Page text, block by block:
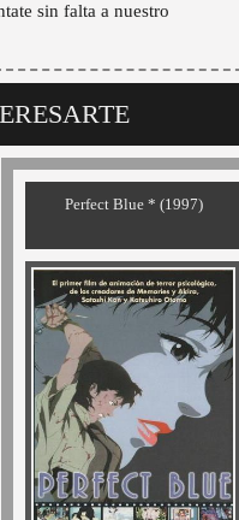
sin falta a nuestro
Perfect Blue * (1997)